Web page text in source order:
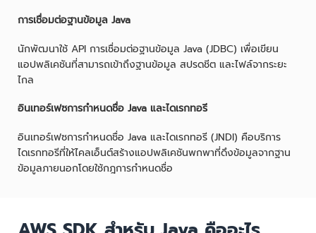
การเชื่อมต่อฐานข้อมูล Java
นักพัฒนาใช้ API การเชื่อมต่อฐานข้อมูล Java (JDBC) เพื่อเขียน
แอปพลิเคชันที่สามารถเข้าถึงฐานข้อมูล สปรดชีต และไฟล์จากระยะ
ไกล
อินเทอร์เฟซการกำหนดชื่อ Java และไดเรกทอรี
อินเทอร์เฟซการกำหนดชื่อ Java และไดเรกทอรี (JNDI) คือบริการ
ไดเรกทอรีที่ให้ไคลเอ็นต์สร้างแอปพลิเคชันพกพาที่ดึงข้อมูลจากฐาน
ข้อมูลภายนอกโดยใช้กฎการกำหนดชื่อ